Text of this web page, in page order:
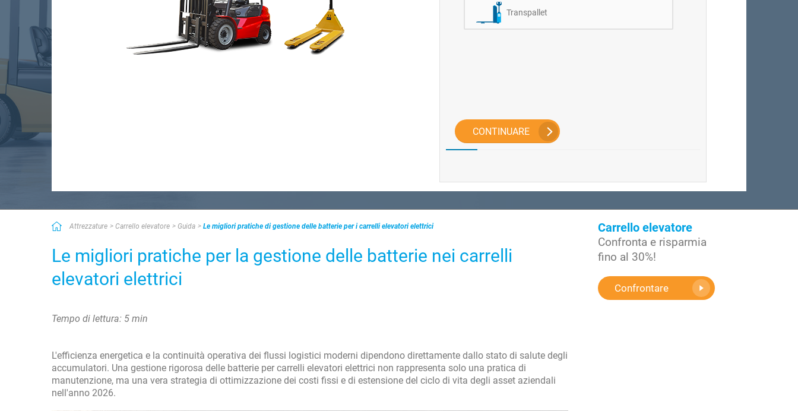
Transpallet
CONTINUARE
Attrezzature Carrello elevatore Guida Le migliori pratiche di gestione delle batterie per i carrelli elevatori elettrici
Le migliori pratiche per la gestione delle batterie nei carrelli
elevatori elettrici
Tempo di lettura: 5 min
L'efficienza energetica e la continuità operativa dei flussi logistici moderni dipendono direttamente dallo stato di salute degli
accumulatori. Una gestione rigorosa delle batterie per carrelli elevatori elettrici non rappresenta solo una pratica di
manutenzione, ma una vera strategia di ottimizzazione dei costi fissi e di estensione del ciclo di vita degli asset aziendali
nell'anno 2026.
Carrello elevatore
Confronta e risparmia
fino al 30%!
Confrontare